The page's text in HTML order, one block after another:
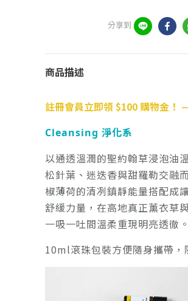
分享到
商品描述
註冊會員立即領 $100 購物金
Cleansing 淨化系
以通透溫潤的聖約翰草浸泡油
松針葉、迷迭香與甜羅勒交融
椒薄荷的清冽鎮靜能量搭配成
舒緩力量，在高地真正薰衣草
一吸一吐間溫柔重現明亮透徹。
10ml滾珠包裝方便隨身攜帶，